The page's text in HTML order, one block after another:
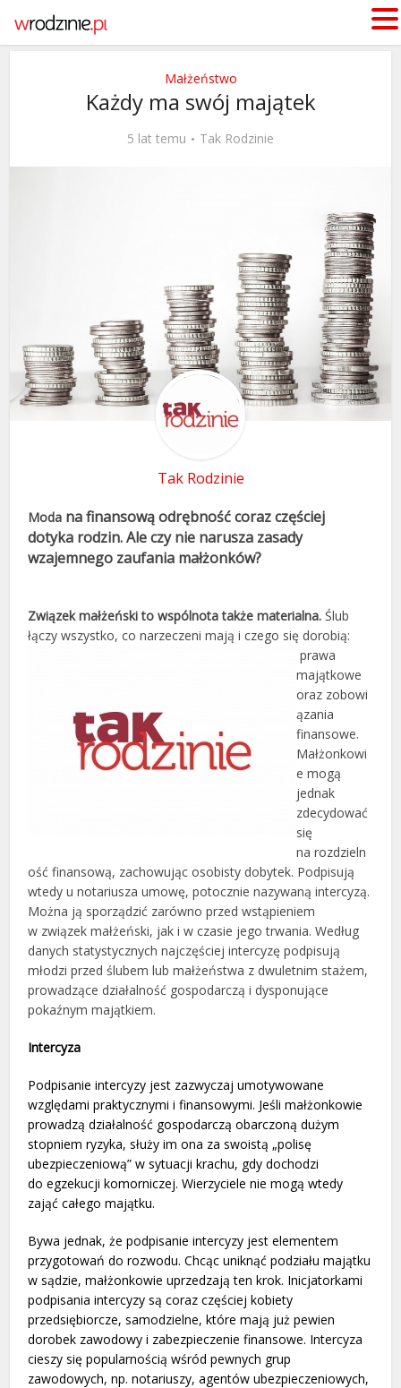
Małżeństwo
Każdy ma swój majątek
5 lat temu Tak Rodzinie
Tak Rodzinie
Moda na finansową odrębność coraz częściej
dotyka rodzin. Ale czy nie narusza zasady
wzajemnego zaufania małżonków?
Związek małżeński to wspólnota także materialna. Ślub
łączy wszystko, co narzeczeni mają i czego się dorobią:
prawa
majątkowe
oraz zobowi
ązania
finansowe.
Małżonkowi
e mogą
jednak
zdecydować
się
na rozdzieln
ość finansową, zachowując osobisty dobytek. Podpisują
wtedy u notariusza umowę, potocznie nazywaną intercyzą.
Można ją sporządzić zarówno przed wstąpieniem
w związek małżeński, jak i w czasie jego trwania. Według
danych statystycznych najczęściej intercyzę podpisują
młodzi przed ślubem lub małżeństwa z dwuletnim stażem,
prowadzące działalność gospodarczą i dysponujące
pokaźnym majątkiem.
Intercyza
Podpisanie intercyzy jest zazwyczaj umotywowane
względami praktycznymi i finansowymi. Jeśli małżonkowie
prowadzą działalność gospodarczą obarczoną dużym
stopniem ryzyka, służy im ona za swoistą „polisę
ubezpieczeniową” w sytuacji krachu, gdy dochodzi
do egzekucji komorniczej. Wierzyciele nie mogą wtedy
zająć całego majątku.
Bywa jednak, że podpisanie intercyzy jest elementem
przygotowań do rozwodu. Chcąc uniknąć podziału majątku
w sądzie, małżonkowie uprzedzają ten krok. Inicjatorkami
podpisania intercyzy są coraz częściej kobiety
przedsiębiorcze, samodzielne, które mają już pewien
dorobek zawodowy i zabezpieczenie finansowe. Intercyza
cieszy się popularnością wśród pewnych grup
zawodowych, np. notariuszy, agentów ubezpieczeniowych,